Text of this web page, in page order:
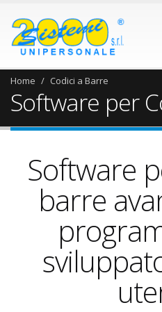
Home Codici a Barre
Software per
Software
barre